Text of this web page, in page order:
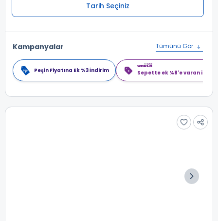
Tarih Seçiniz
Kampanyalar Tümünü Gör
Peşin Fiyatına Ek %3 İndirim Sepette ek %8'e varan